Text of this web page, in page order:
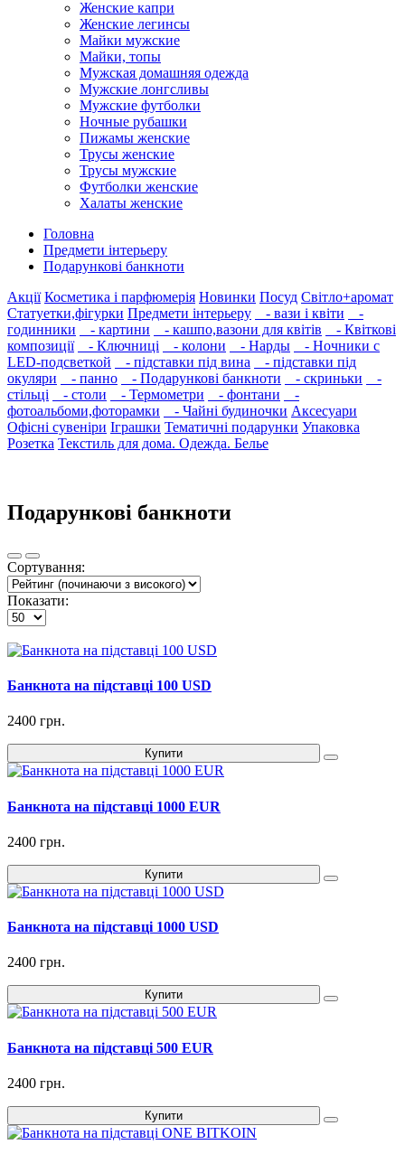
Женские капри
Женские легинсы
Майки мужские
Майки, топы
Мужская домашняя одежда
Мужские лонгсливы
Мужские футболки
Ночные рубашки
Пижамы женские
Трусы женские
Трусы мужские
Футболки женские
Халаты женские
Головна
Предмети інтерьеру
Подарункові банкноти
Акції Косметика і парфюмерія Новинки Посуд Світло+аромат
Статуетки,фігурки Предмети інтерьеру - вази і квіти
-
годинники
- картини - кашпо,вазони для квітів
- Квіткові
композиції
- Ключниці - колони - Нарды
- Ночники с
LED-подсветкой
- підставки під вина
- підставки під
окуляри
- панно - Подарункові банкноти - скриньки
-
стільці
- столи - Термометри - фонтани
-
фотоальбоми,фоторамки
- Чайні будиночки Аксесуари
Офісні сувеніри Іграшки Тематичні подарунки Упаковка
Розетка Текстиль для дома. Одежда. Белье
Подарункові банкноти
Сортування:
Показати:
Банкнота на підставці 100 USD
2400 грн.
Купити
Банкнота на підставці 1000 EUR
2400 грн.
Купити
Банкнота на підставці 1000 USD
2400 грн.
Купити
Банкнота на підставці 500 EUR
2400 грн.
Купити